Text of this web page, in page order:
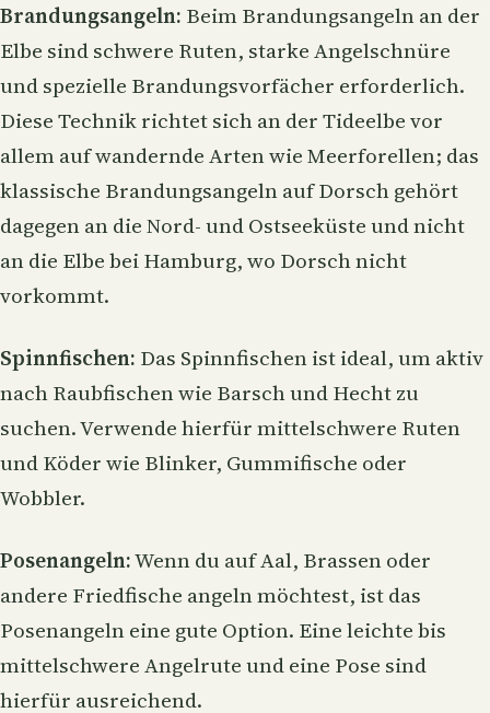
Brandungsangeln: Beim Brandungsangeln an der
Elbe sind schwere Ruten, starke Angelschnüre
und spezielle Brandungsvorfächer erforderlich.
Diese Technik richtet sich an der Tideelbe vor
allem auf wandernde Arten wie Meerforellen; das
klassische Brandungsangeln aufDorschgehört
dagegen an die Nord- und Ostseeküste und nicht
an die Elbe bei Hamburg, wo Dorsch nicht
vorkommt.
Spinnfischen: Das Spinnfischen ist ideal, um aktiv
nach Raubfischen wie Barsch und Hecht zu
suchen. Verwende hierfür mittelschwere Ruten
und Köder wie Blinker, Gummifische oder
Wobbler.
Posenangeln:Wenn du auf Aal, Brassen oder
andere Friedfische angeln möchtest, ist das
Posenangeln eine gute Option. Eine leichte bis
mittelschwere Angelrute und eine Pose sind
hierfür ausreichend.